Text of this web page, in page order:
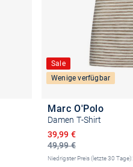
Sale
Wenige verfügbar
Marc O'Polo
Damen T-Shirt
49,99 €
Ermäßigter Preis
39,99 €
Niedrigster Preis (letzte 30 Tage):